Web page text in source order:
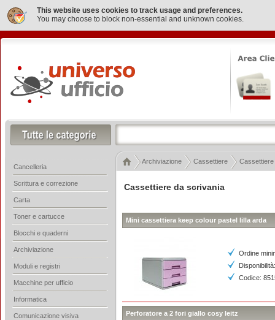
This website uses cookies to track usage and preferences.
You may choose to block non-essential and unknown cookies.
Cassettiere da scrivania
Mini cassettiera keep colour pastel lilla arda
Ordine
Codice:
Perforatore a 2 fori giallo cosy leitz
Archiviazione Cassettiere
Cancelleria
Scrittura e correzione
Carta
Toner e cartucce
Blocchi e quaderni
Archiviazione
Moduli e registri
Macchine per ufficio
Informatica
Comunicazione visiva